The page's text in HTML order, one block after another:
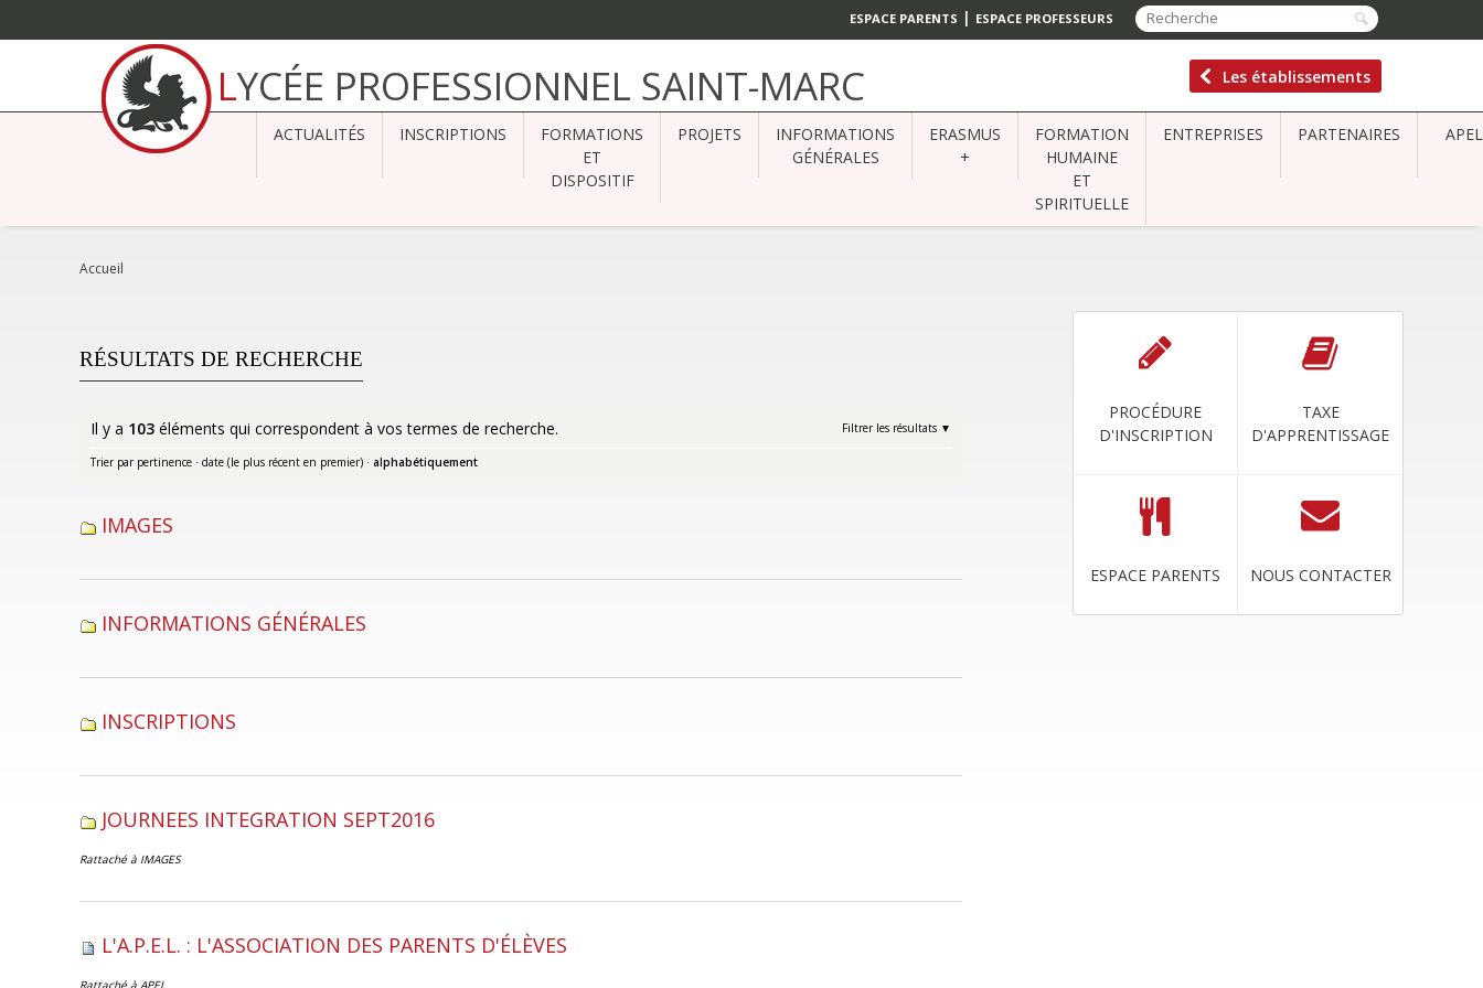
ESPACE PARENTS | ESPACE PROFESSEURS
contenu.
Aller
LYCÉE PROFESSIONNEL SAINT-MARC Les établissements
ACTUALITÉS INSCRIPTIONS
FORMATIONS
ET
DISPOSITIF
PROJETS
INFORMATIONS
GÉNÉRALES
ERASMUS
+
FORMATION
HUMAINE
ET
SPIRITUELLE
ENTREPRISES PARTENAIRES APEL
Accueil
PROCÉDURE
D'INSCRIPTION
TAXE
D'APPRENTISSAGE
ESPACE PARENTS NOUS CONTACTER
RÉSULTATS DE RECHERCHE
Il y a 103 éléments qui correspondent à vos termes de recherche. Filtrer les résultats
Trier par pertinence · date (le plus récent en premier) · alphabétiquement
IMAGES
INFORMATIONS GÉNÉRALES
INSCRIPTIONS
JOURNEES INTEGRATION SEPT2016
Rattaché à IMAGES
L'A.P.E.L. : L'ASSOCIATION DES PARENTS D'ÉLÈVES
Rattaché à APEL